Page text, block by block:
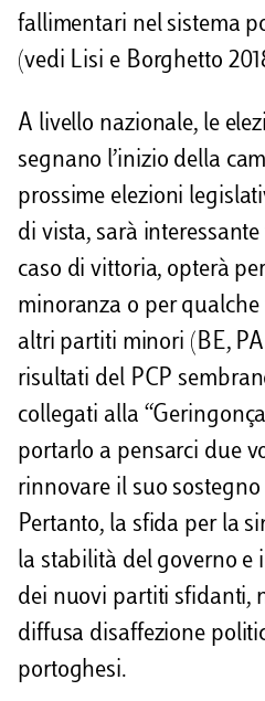
fallimentari nel sistema
(vedi Lisi e Borghetto
A livello nazionale, le
segnano l’inizio della
prossime elezioni
di vista, sarà interessante
caso di vittoria, opterà
minoranza o per
altri partiti minori (BE,
risultati del PCP
collegati alla
portarlo a pensarci due
rinnovare il suo
Pertanto, la sfida per la
la stabilità del governo e
dei nuovi partiti sfidanti,
diffusa disaffezione
portoghesi.